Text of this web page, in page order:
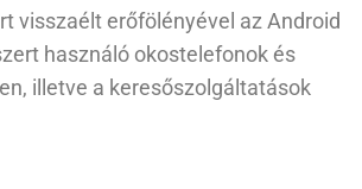
visszaélt erőfölényével az Android
használó okostelefonok és
illetve a keresőszolgáltatások